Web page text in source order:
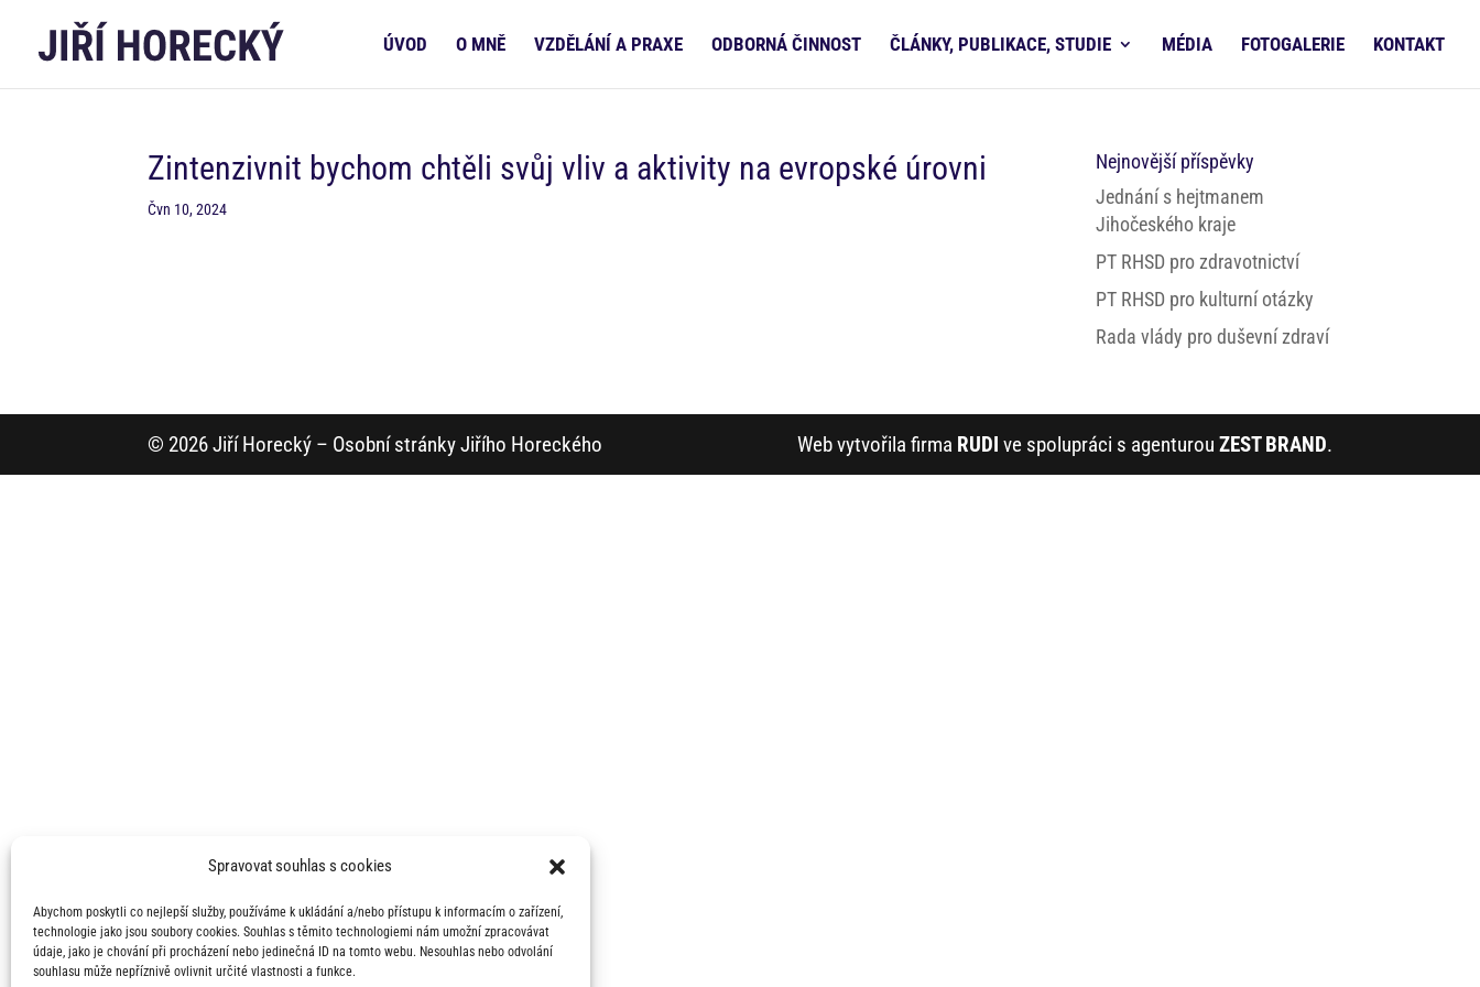
Spravovat souhlas s cookies
Abychom poskytli co nejlepší služby, používáme k ukládání a/nebo přístupu k informacím o zařízení,
technologie jako jsou soubory cookies. Souhlas s těmito technologiemi nám umožní zpracovávat
údaje, jako je chování při procházení nebo jedinečná ID na tomto webu. Nesouhlas nebo odvolání
souhlasu může nepříznivě ovlivnit určité vlastnosti a funkce.
ÚVOD O MNĚ VZDĚLÁNÍ A PRAXE ODBORNÁ ČINNOST ČLÁNKY, PUBLIKACE, STUDIE MÉDIA FOTOGALERIE KONTAKT
Zintenzivnit bychom chtěli svůj vliv a aktivity na evropské úrovni
Čvn 10, 2024
Nejnovější příspěvky
Jednání s hejtmanem
Jihočeského kraje
PT RHSD pro zdravotnictví
PT RHSD pro kulturní otázky
Rada vlády pro duševní zdraví
© 2026 Jiří Horecký – Osobní stránky Jiřího Horeckého Web vytvořila firma RUDI ve spolupráci s agenturou ZEST BRAND.